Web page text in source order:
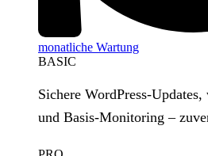
monatliche Wartung
BASIC
Sichere
und Basis‑Monitoring –